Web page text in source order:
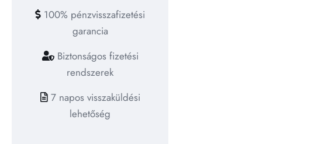
100% pénzvisszafizetési
garancia
Biztonságos fizetési
rendszerek
7 napos visszaküldési
lehetőség